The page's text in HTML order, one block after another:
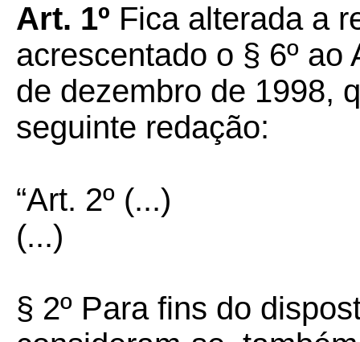
Art. 1º Fica alterada a
acrescentado o § 6º ao
de dezembro de 1998,
seguinte redação:
“Art. 2º (...)
(...)
§ 2º Para fins do